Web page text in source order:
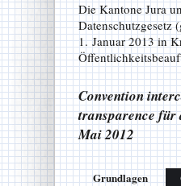
Die Kantone Jura
Datenschutzgesetz
1. Januar 2013 in
Convention
transparence für
Mai 2012
Grundlagen